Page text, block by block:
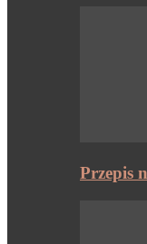
Przepis